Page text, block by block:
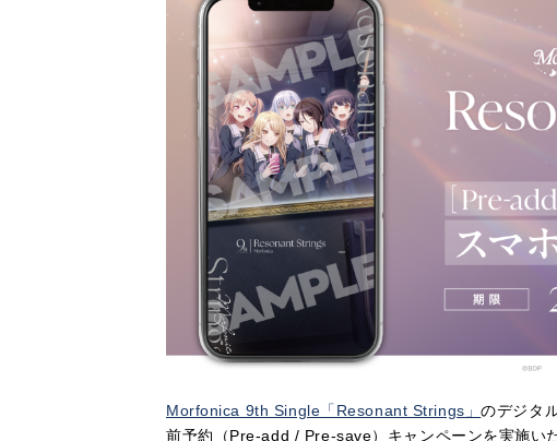
Morfonica 9th Single「Resonant Strings」のデジタ
前予約（Pre-add / Pre-save）キャンペーンを実施い